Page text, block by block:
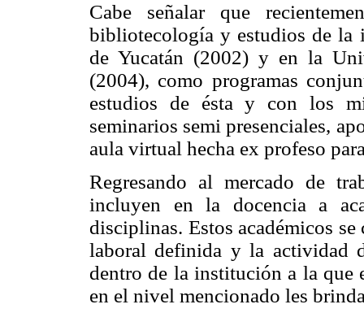
Cabe señalar que
bibliotecología y estudios de la
de Yucatán (2002) y en la
(2004), como programas
estudios de ésta y con los
seminarios semi presenciales,
aula virtual hecha ex profeso
Regresando al mercado de
incluyen en la docencia a
disciplinas. Estos académicos
laboral definida y la actividad
dentro de la institución a la que
en el nivel mencionado les